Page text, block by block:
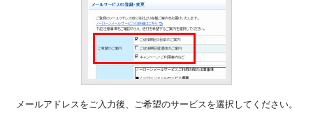
メールアドレスをご入力後、ご希望のサービスを選択してください。